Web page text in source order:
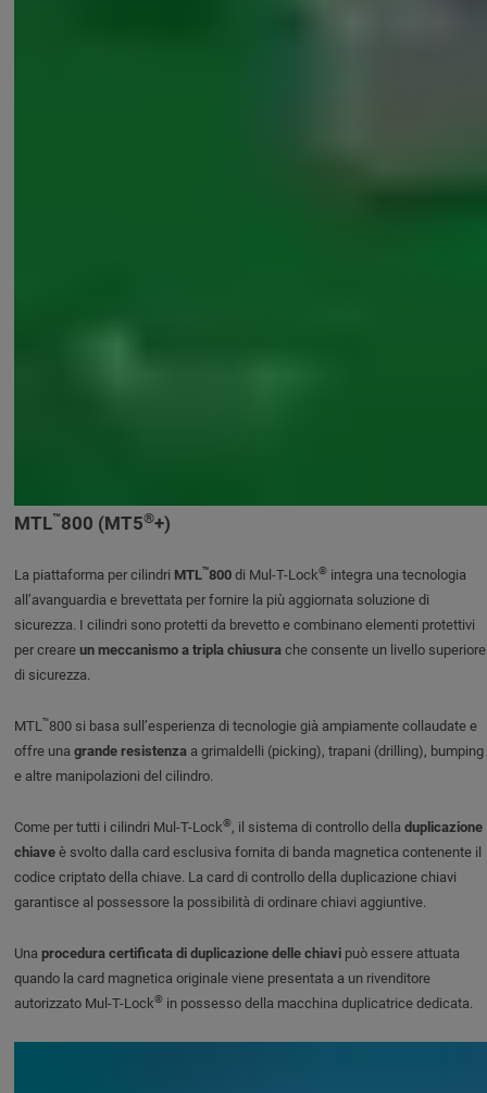
MTL™800 (MT5®+)
La piattaforma per cilindri MTL™800di Mul-T-Lock®integra una tecnologia
all’avanguardia e brevettata per fornire la più aggiornata soluzione di
sicurezza. I cilindri sono protetti da brevetto e combinano elementi protettivi
per creare un meccanismo a tripla chiusurache consente un livello superiore
di sicurezza.
MTL™800 si basa sull’esperienza di tecnologie già ampiamente collaudate e
offre una grande resistenzaa grimaldelli (picking), trapani (drilling), bumping
e altre manipolazioni del cilindro.
Come per tutti i cilindri Mul-T-Lock®, il sistema di controllo della duplicazione
chiaveè svolto dalla card esclusiva fornita di banda magnetica contenente il
codice criptato della chiave. La card di controllo della duplicazione chiavi
garantisce al possessore la possibilità di ordinare chiavi aggiuntive.
Una procedura certificata di duplicazione delle chiavipuò essere attuata
quando la card magnetica originale viene presentata a un rivenditore
autorizzato Mul-T-Lock®in possesso della macchina duplicatrice dedicata.